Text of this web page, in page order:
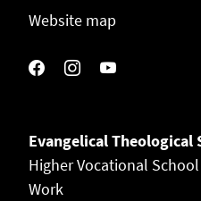
Website map
Evangelical Theological
Higher Vocational
Work